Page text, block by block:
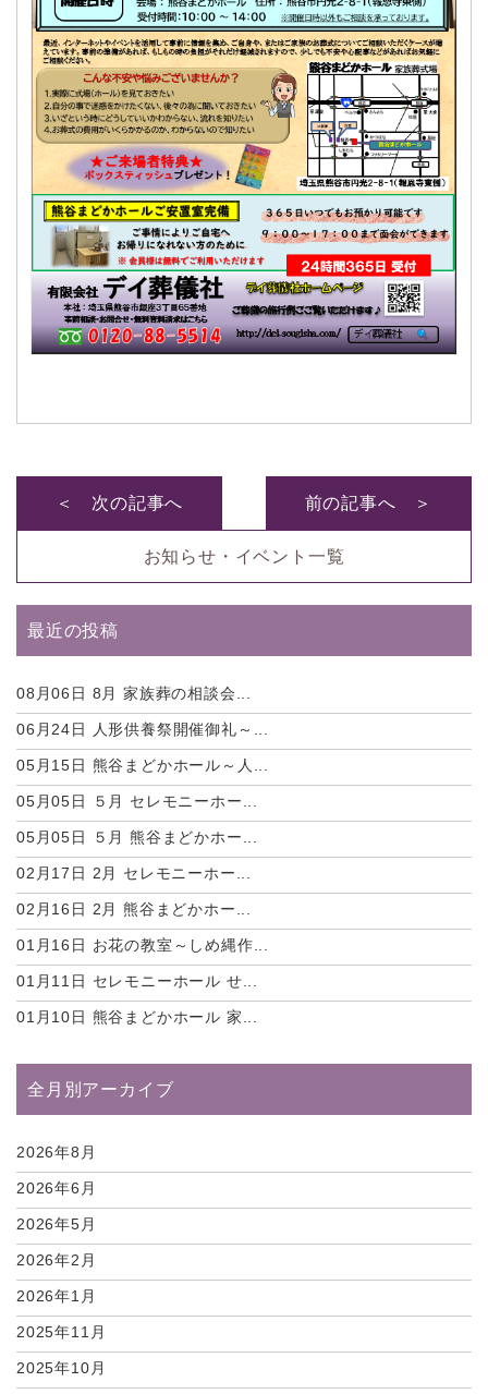
＜ 次の記事へ
お知らせ・イベント一覧
前の記事へ ＞
最近の投稿
08月06日 8月 家族葬の相談会...
06月24日 人形供養祭開催御礼～...
05月15日 熊谷まどかホール～人...
05月05日 ５月 セレモニーホー...
05月05日 ５月 熊谷まどかホー...
02月17日 2月 セレモニーホー...
02月16日 2月 熊谷まどかホー...
01月16日 お花の教室～しめ縄作...
01月11日 セレモニーホール せ...
01月10日 熊谷まどかホール 家...
全月別アーカイブ
2026年8月
2026年6月
2026年5月
2026年2月
2026年1月
2025年11月
2025年10月